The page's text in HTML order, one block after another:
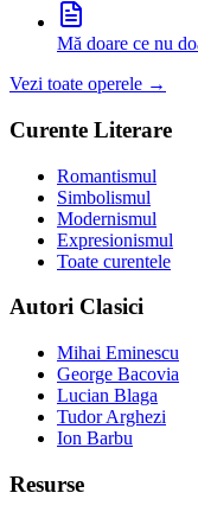
Mă doare ce nu
Vezi toate operele →
Curente Literare
Romantismul
Simbolismul
Modernismul
Expresionismul
Toate curentele
Autori Clasici
Mihai Eminescu
George Bacovia
Lucian Blaga
Tudor Arghezi
Ion Barbu
Resurse